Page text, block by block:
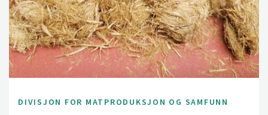
DIVISJON FOR MATPRODUKSJON OG SAMFUNN